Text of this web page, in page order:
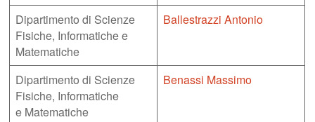
Dipartimento di Scienze
Fisiche, Informatiche e
Matematiche
Ballestrazzi Antonio
Dipartimento di Scienze
Fisiche, Informatiche
e Matematiche
Benassi Massimo